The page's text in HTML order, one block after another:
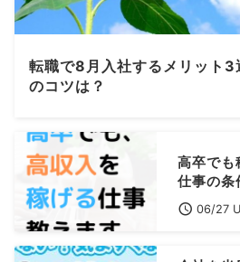
転職で8月入社するメリット
のコツは？
高卒で
仕事の
06/27